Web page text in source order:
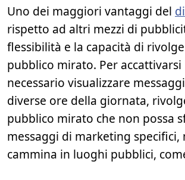
Uno dei maggiori vantaggi del
rispetto ad altri mezzi di
flessibilità e la capacità di
pubblico mirato. Per
necessario visualizzare
diverse ore della giornata,
pubblico mirato che non possa
messaggi di marketing specifici,
cammina in luoghi pubblici,